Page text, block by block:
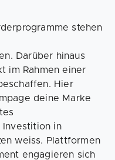
stehen
Darüber hinaus
im Rahmen einer
Hier
deine Marke
Investition in
weiss. Plattformen
engagieren sich